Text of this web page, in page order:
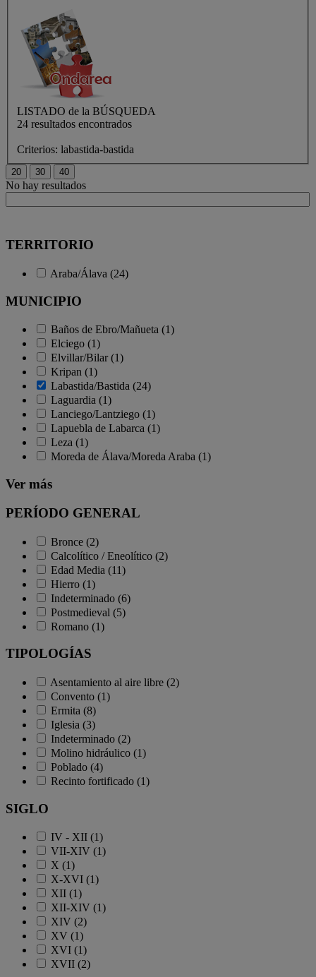
LISTADO de la BÚSQUEDA
24 resultados encontrados
Criterios: labastida-bastida
No hay resultados
TERRITORIO
Araba/Álava (24)
MUNICIPIO
Baños de Ebro/Mañueta (1)
Elciego (1)
Elvillar/Bilar (1)
Kripan (1)
Labastida/Bastida (24)
Laguardia (1)
Lanciego/Lantziego (1)
Lapuebla de Labarca (1)
Leza (1)
Moreda de Álava/Moreda Araba (1)
Ver más
PERÍODO GENERAL
Bronce (2)
Calcolítico / Eneolítico (2)
Edad Media (11)
Hierro (1)
Indeterminado (6)
Postmedieval (5)
Romano (1)
TIPOLOGÍAS
Asentamiento al aire libre (2)
Convento (1)
Ermita (8)
Iglesia (3)
Indeterminado (2)
Molino hidráulico (1)
Poblado (4)
Recinto fortificado (1)
SIGLO
IV - XII (1)
VII-XIV (1)
X (1)
X-XVI (1)
XII (1)
XII-XIV (1)
XIV (2)
XV (1)
XVI (1)
XVII (2)